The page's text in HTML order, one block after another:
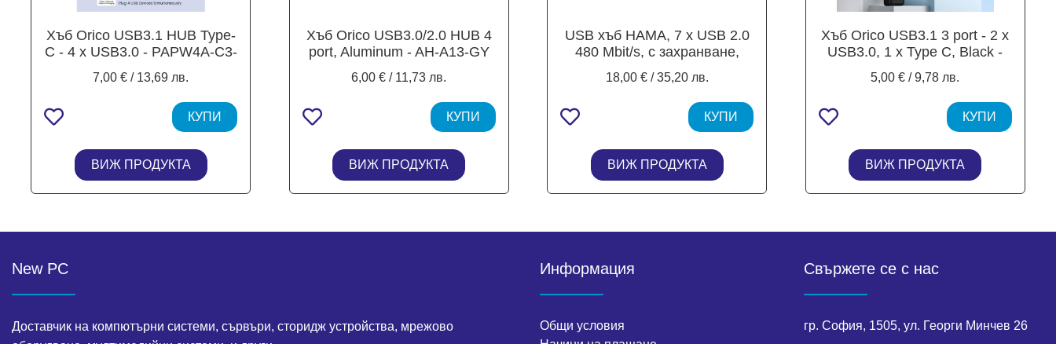
Хъб Orico USB3.1 HUB Type-
C - 4 x USB3.0 - PAPW4A-C3-
7,00 € / 13,69 лв.
КУПИ
ВИЖ ПРОДУКТА
Хъб Orico USB3.0/2.0 HUB 4
port, Aluminum - AH-A13-GY
6,00 € / 11,73 лв.
КУПИ
ВИЖ ПРОДУКТА
USB хъб HAMA, 7 x USB 2.0
480 Mbit/s, с захранване,
18,00 € / 35,20 лв.
КУПИ
ВИЖ ПРОДУКТА
Хъб Orico USB3.1 3 port - 2 x
USB3.0, 1 x Type C, Black -
5,00 € / 9,78 лв.
КУПИ
ВИЖ ПРОДУКТА
New PC
Доставчик на компютърни системи, сървъри, сторидж устройства, мрежово
Информация
Общи условия
Свържете се с нас
гр. София, 1505, ул. Георги Минчев 26